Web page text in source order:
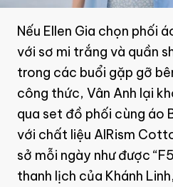
Nếu Ellen Gia chọn phối
với sơ mi trắng và quần
trong các buổi gặp gỡ
công thức, Vân Anh lại
qua set đồ phối cùng áo
với chất liệu AIRism
sở mỗi ngày như được
thanh lịch của Khánh